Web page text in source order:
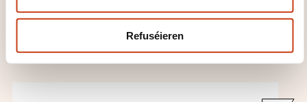
Refuséieren
17.04.2027